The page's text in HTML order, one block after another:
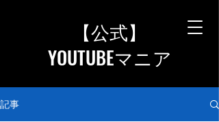
【公式】
YOUTUBEマニア
記事